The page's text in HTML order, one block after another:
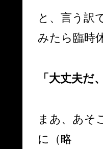
と、言う訳
みたら臨時
「大丈夫だ
まあ、あそ
に（略